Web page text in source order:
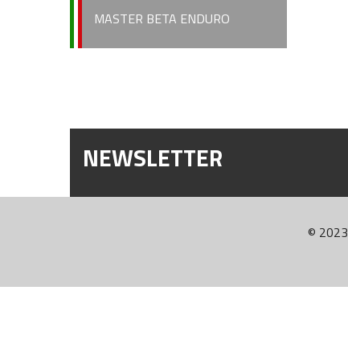
MASTER BETA ENDURO
NEWSLETTER
© 2023